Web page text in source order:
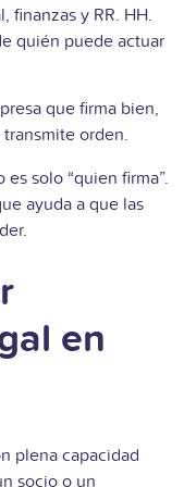
finanzas y RR. HH.
quién puede actuar
que firma bien,
orden.
solo “quien firma”.
ayuda a que las
en
plena capacidad
socio o un